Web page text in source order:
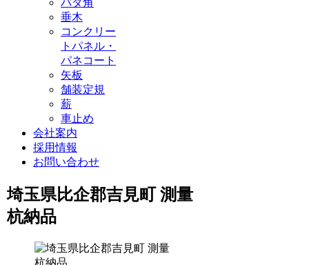
バタ角
垂木
コンクリー
トパネル・
パネコート
矢板
舗装定規
薪
車止め
会社案内
採用情報
お問い合わせ
埼玉県比企郡吉見町 測量
杭納品